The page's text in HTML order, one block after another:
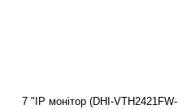
7 "IP монітор (DHI-VTH2421FW-